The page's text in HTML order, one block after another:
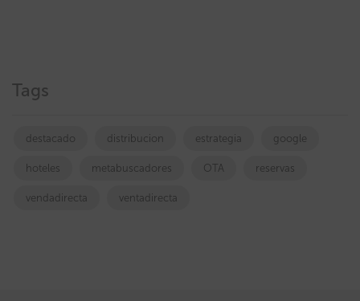
Tags
destacado distribucion estrategia google
hoteles metabuscadores OTA reservas
vendadirecta ventadirecta